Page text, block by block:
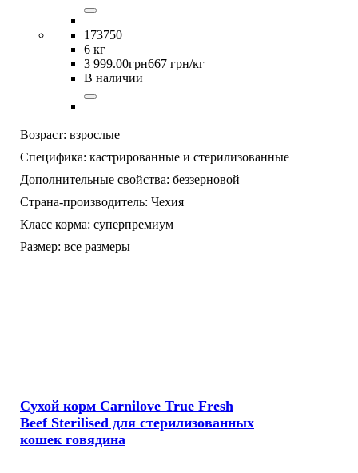
173750
6 кг
3 999.00грн667 грн/кг
В наличии
Возраст: взрослые
Специфика: кастрированные и стерилизованные
Дополнительные свойства: беззерновой
Страна-производитель: Чехия
Класс корма: суперпремиум
Размер: все размеры
Сухой корм Carnilove True Fresh
Beef Sterilised для стерилизованных
кошек говядина